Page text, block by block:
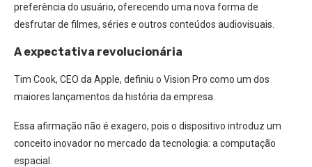
preferência do usuário, oferecendo uma nova forma de
desfrutar de filmes, séries e outros conteúdos audiovisuais.
A expectativa revolucionária
Tim Cook, CEO da Apple, definiu o Vision Pro como um dos
maiores lançamentos da história da empresa.
Essa afirmação não é exagero, pois o dispositivo introduz um
conceito inovador no mercado da tecnologia: a computação
espacial.